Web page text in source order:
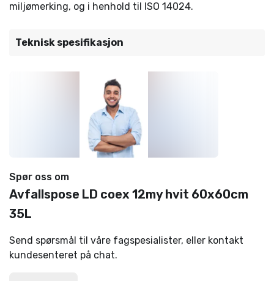
miljømerking, og i henhold til ISO 14024.
Teknisk spesifikasjon
Spør oss om
Avfallspose LD coex 12my hvit 60x60cm
35L
Send spørsmål til våre fagspesialister, eller kontakt
kundesenteret på chat.